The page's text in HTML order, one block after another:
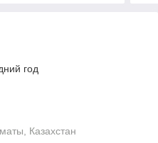
год
Казахстан